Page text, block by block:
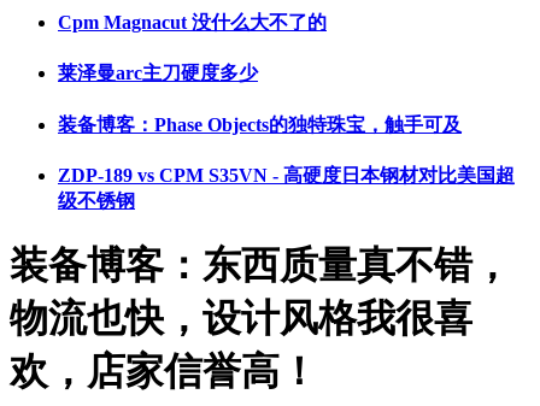
Cpm Magnacut 没什么大不了的
莱泽曼arc主刀硬度多少
装备博客：Phase Objects的独特珠宝，触手可及
ZDP-189 vs CPM S35VN - 高硬度日本钢材对比美国超
级不锈钢
装备博客：东西质量真不错，
物流也快，设计风格我很喜
欢，店家信誉高！